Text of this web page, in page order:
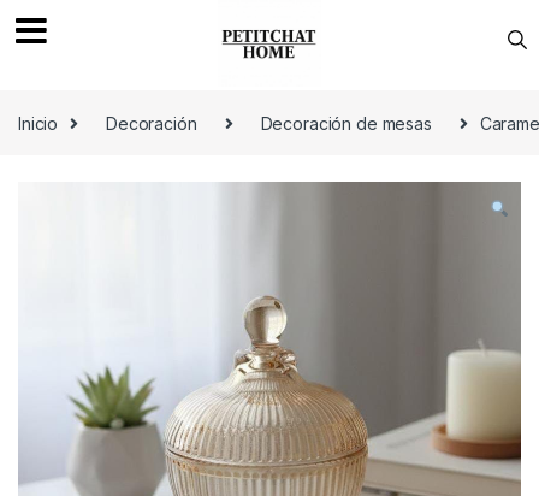
Inicio
Decoración Decoración de mesas